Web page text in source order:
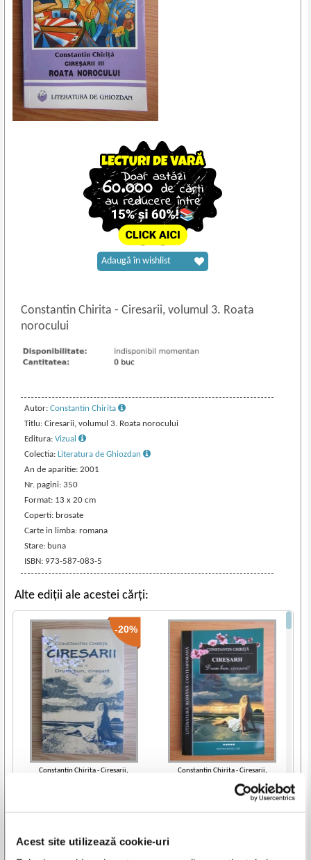
Acest site utilizează cookie-uri
Constantin Chirita- Ciresarii, volumul 3. Roata
norocului
Autor:Constantin Chirita
Titlu: Ciresarii, volumul 3. Roata norocului
Editura:Vizual
Colectia:Literatura de Ghiozdan
An de aparitie: 2001
Nr. pagini: 350
Format: 13 x 20 cm
Coperti: brosate
Carte in limba: romana
Stare: buna
ISBN: 973-587-083-5
Adaugă în wishlist
Alte ediții ale acestei cărți:
-20%
Constantin Chirita - Ciresarii,
Constantin Chirita - Ciresarii,